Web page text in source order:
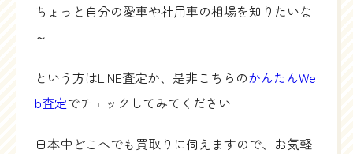
ちょっと自分の愛車や社用車の相場を知りたいな
～
という方はLINE査定か、是非こちらのかんたんWe
b査定でチェックしてみてください
日本中どこへでも買取りに伺えますので、お気軽